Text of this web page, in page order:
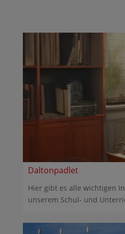
Daltonpadlet
Hier gibt es alle wichtigen
unserem Schul- und